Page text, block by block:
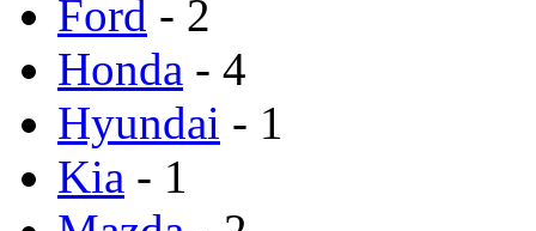
Ford - 2
Honda - 4
Hyundai - 1
Kia - 1